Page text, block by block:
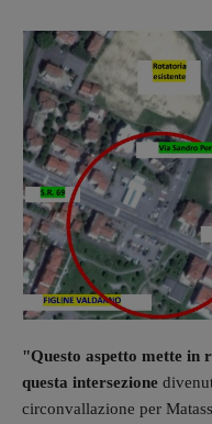
"Questo aspetto mette in
questa intersezione
circonvallazione per